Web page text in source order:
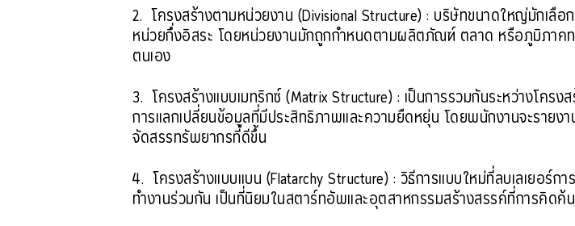
2. โครงสร้างตามหน่วยงาน (Divisional Structure) : บริษัทขนาดใหญ่มักเลือ
หน่วยกึ่งอิสระ โดยหน่วยงานมักถูกกำหนดตามผลิตภัณฑ์ ตลาด หรือภูมิภาค
ตนเอง
3. โครงสร้างแบบเมทริกซ์ (Matrix Structure) : เป็นการรวมกันระหว่างโคร
การแลกเปลี่ยนข้อมูลที่มีประสิทธิภาพและความยืดหยุ่น โดยพนักงานจะราย
จัดสรรทรัพยากรที่ดีขึ้น
4. โครงสร้างแบบแบน (Flatarchy Structure) : วิธีการแบบใหม่ที่ลบเลเยอร์
ทำงานร่วมกัน เป็นที่นิยมในสตาร์ทอัพและอุตสาหกรรมสร้างสรรค์ที่การคิดค้